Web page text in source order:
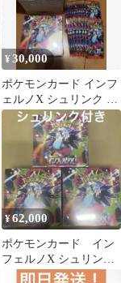
¥30,000
ポケモンカード インフ
ェルノX シュリンク バ
ラパック スタートデッ
¥62,000
ポケモンカード イン
フェルノX シュリンク
付き 3BOX